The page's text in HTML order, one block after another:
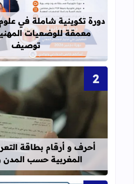
قراءة
دورة تكوينية شاملة في
معمقة للوضعيات
توصيف
قراءة
أحرف و أرقام بطاقة
المغربية حسب المدن